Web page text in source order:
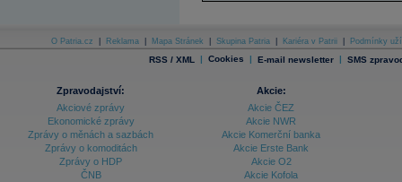
O Patria.cz Reklama Mapa Stránek Skupina Patria Kariéra v Patrii Podmínky
RSS / XML | Cookies | E-mail newsletter | SMS
Zpravodajství:
Akciové zprávy
Ekonomické zprávy
Zprávy o měnách a sazbách
Zprávy o komoditách
Zprávy o HDP
ČNB
Akcie:
Akcie ČEZ
Akcie NWR
Akcie Komerční banka
Akcie Erste Bank
Akcie O2
Akcie Kofola